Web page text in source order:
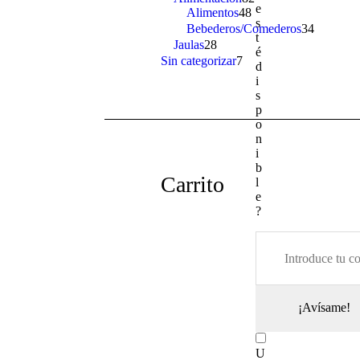
e
s
t
é
d
i
s
p
o
n
i
b
l
e
?
¡Avísame!
U
products
Alimentos48 48
products
Bebederos/Comederos34
Jaulas28
products
Sin categorizar7
products
Carrito